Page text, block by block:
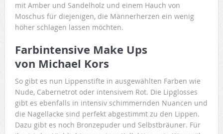
mit Amber und Sandelholz und einem Hauch von
Moschus für diejenigen, die Männerherzen ein wenig
höher schlagen lassen möchten.
Farbintensive Make Ups
von Michael Kors
So gibt es nun Lippenstifte in ausgewählten Farben wie
Nude, Cabernetrot oder intensivem Rot. Die Lipglosses
gibt es ebenfalls in intensiv schimmernden Nuancen und
die Nagellacke sind perfekt abgestimmt zu den Lippen.
Dazu gibt es noch Bronzepuder und Selbstbräuner. Für